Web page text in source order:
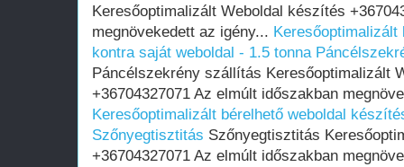
Keresőoptimalizált Weboldal készítés
megnövekedett az igény...
kontra saját weboldal - 1.5 tonna
Páncélszekrény szállítás Keresőoptimalizált
+36704327071 Az elmúlt időszakban
Keresőoptimalizált bérelhető weboldal
Szőnyegtisztitás Szőnyegtisztitás
+36704327071 Az elmúlt időszakban